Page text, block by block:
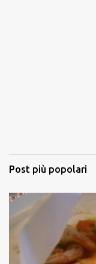
Post più popolari